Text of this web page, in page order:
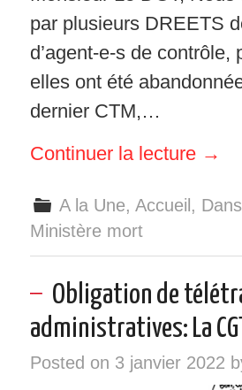
par plusieurs DREETS
d’agent-e-s de
elles ont été
dernier CTM,…
Continuer la lecture →
A la Une,Accueil ,
Ministère mort
Obligation de
administratives: La
Posted on 3 janvier 2022